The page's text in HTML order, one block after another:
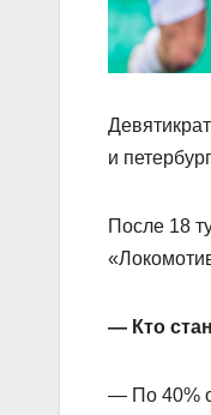
и
После 18
— Кто
— По 40%